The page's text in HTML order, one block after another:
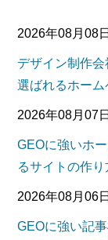
2026年08月08日
デザイン制作
選ばれるホー
2026年08月07日
GEOに強いホ
るサイトの作り
2026年08月06日
GEOに強い記